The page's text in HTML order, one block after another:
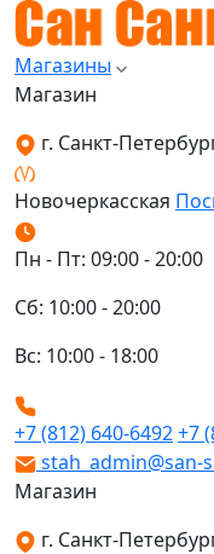
Магазины
Магазин
г. Санкт-
Новочеркасская
Пн - Пт: 09:00 - 20:00
Сб: 10:00 - 20:00
Вс: 10:00 - 18:00
+7 (812) 640-6492+7
stah_admin@san-
Магазин
г. Санкт-